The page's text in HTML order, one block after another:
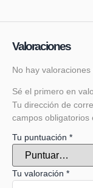
Valoraciones
No hay valoraciones
Sé el primero en
Tu dirección de
campos obligatorios
Tu puntuación *
Tu valoración *